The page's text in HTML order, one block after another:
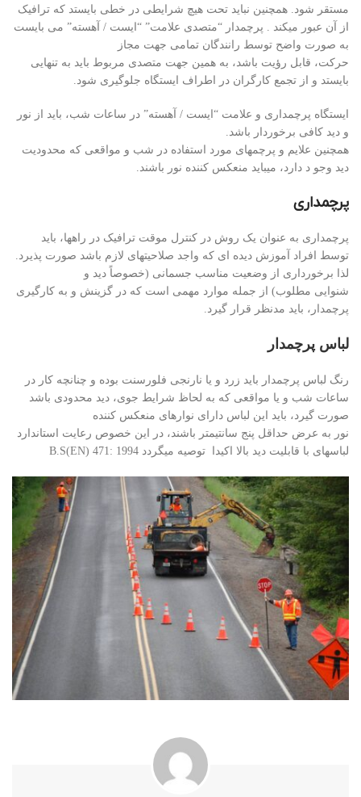
مستقر شود. همچنین نباید تحت هیچ شرایطی در خطی بایستد که ترافیک
از آن عبور میکند . پرچمدار “متصدی علامت” “ایست / آهسته” می بایست
به صورت واضح توسط رانندگان تمامی جهت مجاز
حرکت، قابل رؤیت باشد، به همین جهت متصدی مربوط باید به تنهایی
بایستد و از تجمع کارگران در اطراف ایستگاه جلوگیری شود.
ایستگاه پرچمداری و علامت “ایست / آهسته” در ساعات شب، باید از نور
و دید کافی برخوردار باشد.
همچنین علایم و پرچمهای مورد استفاده در شب و مواقعی که محدودیت
دید وجو د دارد، میباید منعکس کننده نور باشند.
پرچمداری
پرچمداری به عنوان یک روش در کنترل موقت ترافیک در راهها، باید
توسط افراد آموزش دیده ای که واجد صلاحیتهای لازم باشد صورت پذیرد.
لذا برخورداری از وضعیت مناسب جسمانی (خصوصاً دید و
شنوایی مطلوب) از جمله موارد مهمی است که در گزینش و به کارگیری
پرچمدار، باید مدنظر قرار گیرد.
لباس پرچمدار
رنگ لباس پرچمدار باید زرد و یا نارنجی فلورسنت بوده و چنانچه کار در
ساعات شب و یا مواقعی که به لحاظ شرایط جوی، دید محدودی باشد
صورت گیرد، باید این لباس دارای نوارهای منعکس کننده
نور به عرض حداقل پنج سانتیمتر باشند، در این خصوص رعایت استاندارد
لباسهای با قابلیت دید بالا اکیدا توصیه میگردد 1994 :B.S(EN) 471